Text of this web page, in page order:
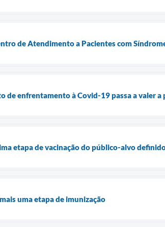
de Atendimento a Pacientes com
de enfrentamento à Covid-19 passa a valer a
etapa de vacinação do público-alvo
uma etapa de imunização